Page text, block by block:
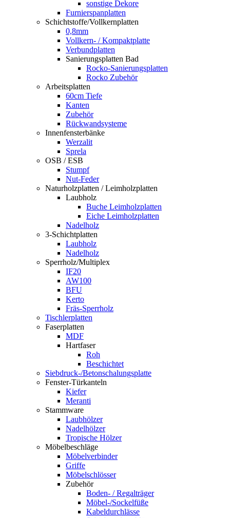
sonstige Dekore
Furnierspanplatten
Schichtstoffe/Vollkernplatten
0,8mm
Vollkern- / Kompaktplatte
Verbundplatten
Sanierungsplatten Bad
Rocko-Sanierungsplatten
Rocko Zubehör
Arbeitsplatten
60cm Tiefe
Kanten
Zubehör
Rückwandsysteme
Innenfensterbänke
Werzalit
Sprela
OSB / ESB
Stumpf
Nut-Feder
Naturholzplatten / Leimholzplatten
Laubholz
Buche Leimholzplatten
Eiche Leimholzplatten
Nadelholz
3-Schichtplatten
Laubholz
Nadelholz
Sperrholz/Multiplex
IF20
AW100
BFU
Kerto
Fräs-Sperrholz
Tischlerplatten
Faserplatten
MDF
Hartfaser
Roh
Beschichtet
Siebdruck-/Betonschalungsplatte
Fenster-Türkanteln
Kiefer
Meranti
Stammware
Laubhölzer
Nadelhölzer
Tropische Hölzer
Möbelbeschläge
Möbelverbinder
Griffe
Möbelschlösser
Zubehör
Boden- / Regalträger
Möbel-/Sockelfüße
Kabeldurchlässe